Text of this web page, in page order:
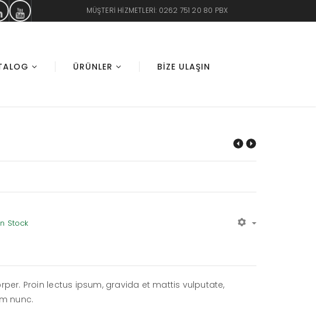
MÜŞTERI HIZMETLERI: 0262 751 20 80 PBX
ÜRÜNLER BIZE ULAŞIN
Stock
Proin lectus ipsum, gravida et mattis vulputate,
nunc.